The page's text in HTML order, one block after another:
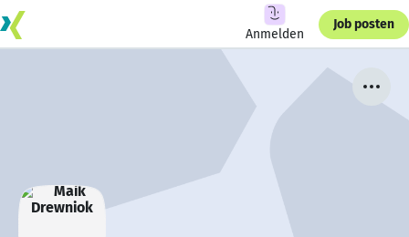
Anmelden
Job posten